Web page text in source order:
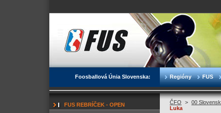
Foosballová Únia Slovenska: Regióny FUS
FUS REBRÍČEK - OPEN ČFO > 00
Luka